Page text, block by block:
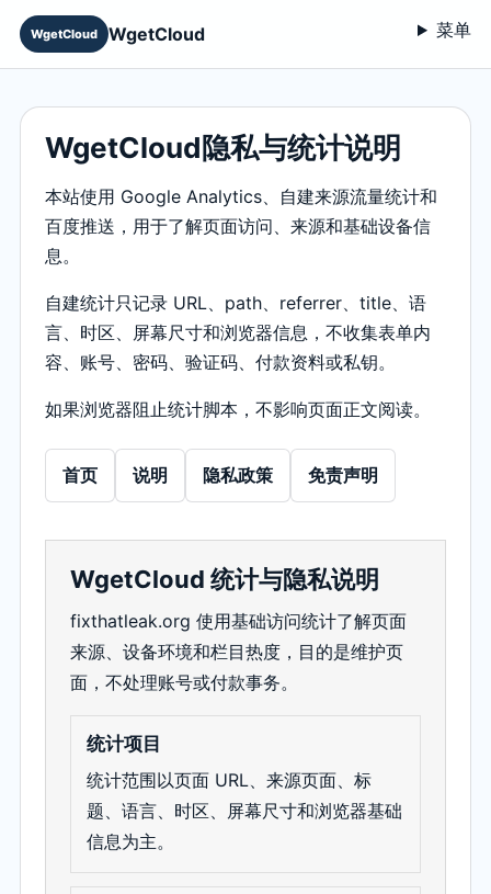
WgetCloud WgetCloud 菜单
WgetCloud隐私与统计说明
本站使用 Google Analytics、自建来源流量统计和
百度推送，用于了解页面访问、来源和基础设备信
息。
自建统计只记录 URL、path、referrer、title、语
言、时区、屏幕尺寸和浏览器信息，不收集表单内
容、账号、密码、验证码、付款资料或私钥。
如果浏览器阻止统计脚本，不影响页面正文阅读。
首页 说明 隐私政策 免责声明
WgetCloud 统计与隐私说明
fixthatleak.org 使用基础访问统计了解页面
来源、设备环境和栏目热度，目的是维护页
面，不处理账号或付款事务。
统计项目
统计范围以页面 URL、来源页面、标
题、语言、时区、屏幕尺寸和浏览器基础
信息为主。